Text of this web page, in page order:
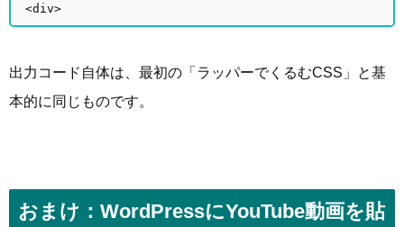
<div>
出力コード自体は、最初の「ラッパーでくるむCSS」と基
本的に同じものです。
おまけ：WordPressにYouTube動画を貼